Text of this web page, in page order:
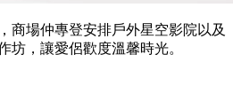
商場仲專登安排戶外星空影院以及
坊，讓愛侶歡度溫馨時光。